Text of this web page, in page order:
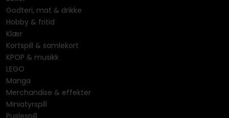
Godteri, mat & drikke
Hobby & fritid
Klær
Kortspill & samlekort
KPOP & musikk
LEGO
Manga
Merchandise & effekter
Miniatyrspill